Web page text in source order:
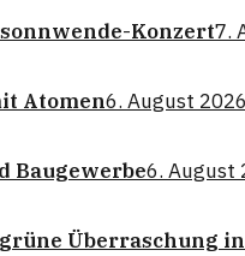
Konzert7.
Atomen6. August 2026
Baugewerbe6. August
Überraschung